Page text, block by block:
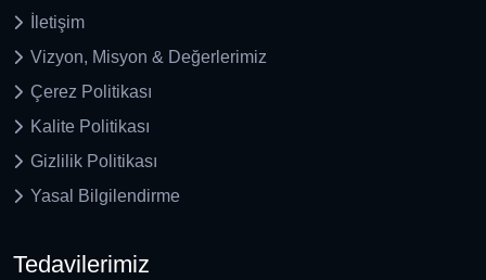
İletişim
Vizyon, Misyon & Değerlerimiz
Çerez Politikası
Kalite Politikası
Gizlilik Politikası
Yasal Bilgilendirme
Tedavilerimiz